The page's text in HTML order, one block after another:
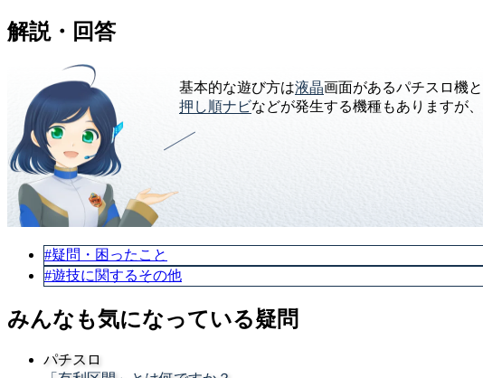
解説・回答
基本的な遊び方は液晶画面があるパチスロ機と
押し順ナビなどが発生する機種もありますが
#疑問・困ったこと
#遊技に関するその他
みんなも気になっている疑問
パチスロ